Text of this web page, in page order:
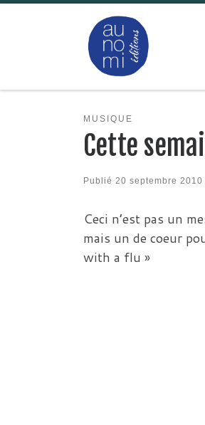
Passer au contenu
MUSIQUE
Cette
Publié 20 septembre 2010
Ceci n’est pas un
mais un de coeur
with a flu »